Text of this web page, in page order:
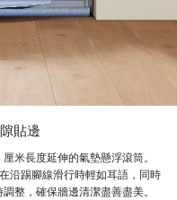
貼邊
米長度延伸的氣墊懸浮滾筒。
沿踢腳線滑行時輕如耳語，同時
整，確保牆邊清潔盡善盡美。